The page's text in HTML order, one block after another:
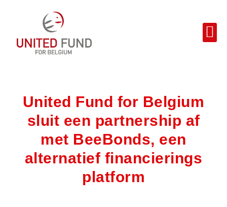
United Fund for Belgium
sluit een partnership af
met BeeBonds, een
alternatief financierings
platform